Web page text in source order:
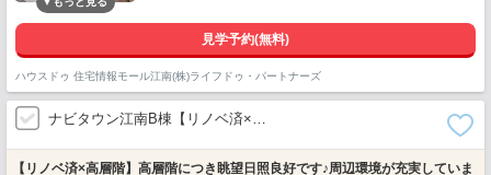
見学予約(無料)
ハウスドゥ 住宅情報モール江南(株)ライフドゥ・パートナーズ
ナビタウン江南B棟【リノベ済×…
【リノベ済×高層階】高層階につき眺望日照良好です♪周辺環境が充実していま